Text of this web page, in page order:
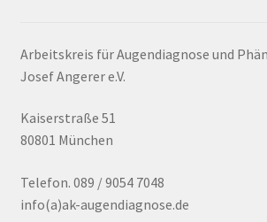
Arbeitskreis für Augendiagnose und
Josef Angerer e.V.
Kaiserstraße 51
80801 München
Telefon. 089 / 9054 7048
info(a)ak-augendiagnose.de